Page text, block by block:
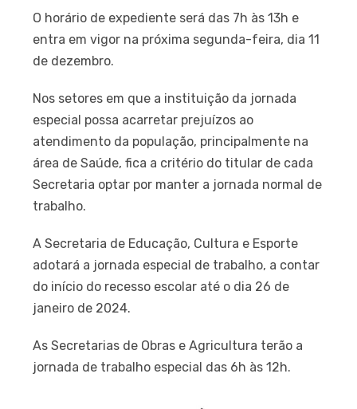
O horário de expediente será das 7h às 13h e
entra em vigor na próxima segunda-feira, dia 11
de dezembro.
Nos setores em que a instituição da jornada
especial possa acarretar prejuízos ao
atendimento da população, principalmente na
área de Saúde, fica a critério do titular de cada
Secretaria optar por manter a jornada normal de
trabalho.
A Secretaria de Educação, Cultura e Esporte
adotará a jornada especial de trabalho, a contar
do início do recesso escolar até o dia 26 de
janeiro de 2024.
As Secretarias de Obras e Agricultura terão a
jornada de trabalho especial das 6h às 12h.